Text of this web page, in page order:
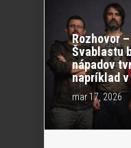
Rozhovor
Švablastu
nápadov
napríklad v
mar 17, 2026